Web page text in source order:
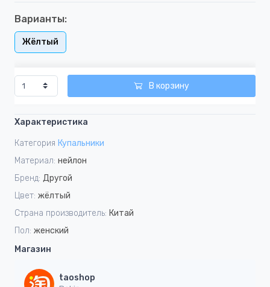
Варианты:
Жёлтый
В корзину
Характеристика
Категория Купальники
Материал: нейлон
Бренд: Другой
Цвет: жёлтый
Страна производитель: Китай
Пол: женский
Магазин
taoshop